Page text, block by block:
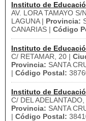
Instituto de
AV. LORA TAMAYO S/
LAGUNA | Provincia:
CANARIAS | Código
Instituto de
C/ RETAMAR, 20 |
Provincia: SANTA
| Código Postal:
Instituto de
C/ DEL ADELANTADO,
Provincia: SANTA
| Código Postal: